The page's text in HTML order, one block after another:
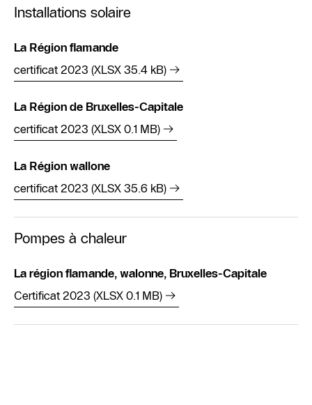
Installations solaire
La Région flamande
certificat 2023 (XLSX 35.4 kB)
La Région de Bruxelles-Capitale
certificat 2023 (XLSX 0.1 MB)
La Région wallone
certificat 2023 (XLSX 35.6 kB)
Pompes à chaleur
La région flamande, walonne, Bruxelles-Capitale
Certificat 2023 (XLSX 0.1 MB)